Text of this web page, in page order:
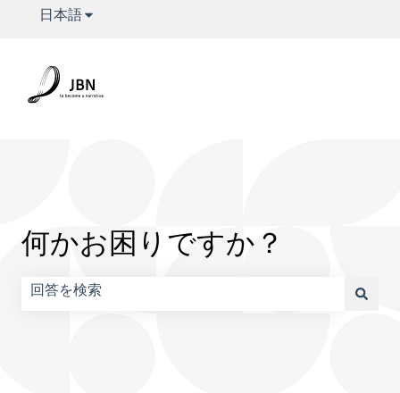
日本語翻訳のサブメニューを表示
何かお困りですか？